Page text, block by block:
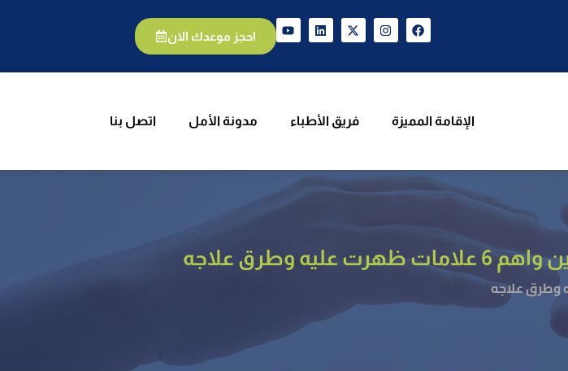
احجز موعدك الان
الإقامة المميزة فريق الأطباء مدونة الأمل اتصل بنا
الإقامة المميزة فريق الأطباء مدونة الأمل اتصل بنا
وطرق علاجه